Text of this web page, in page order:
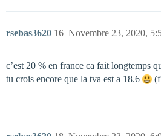
rsebas3620 Novembre 23, 2020,
16
c’est 20 % en france ca fait longtemps
tu crois encore que la tva est a 18.6